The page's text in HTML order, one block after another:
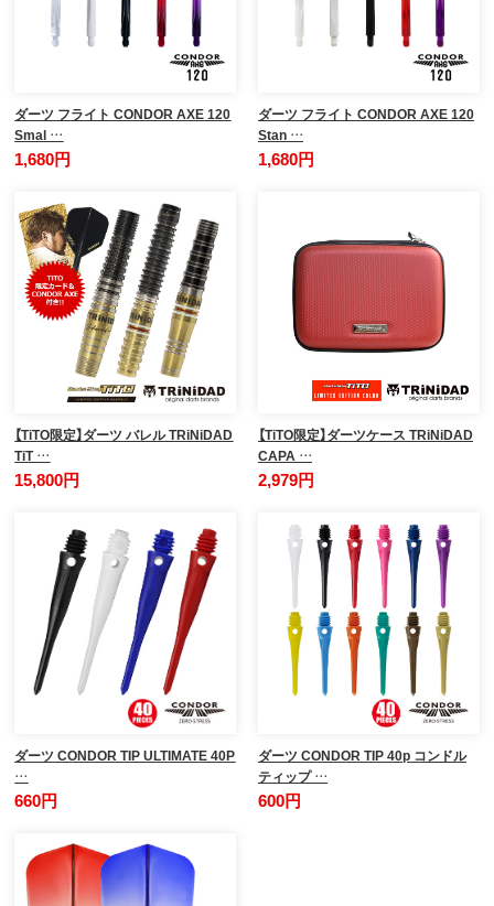
ダーツ フライト CONDOR AXE 120
Smal …
1,680円
ダーツ フライト CONDOR AXE 120
Stan …
1,680円
【TiTO限定】ダーツ バレル TRiNiDAD
TiT …
15,800円
【TiTO限定】ダーツケース TRiNiDAD
CAPA …
2,979円
ダーツ CONDOR TIP ULTIMATE 40P
…
660円
ダーツ CONDOR TIP 40p コンドル
ティップ …
600円